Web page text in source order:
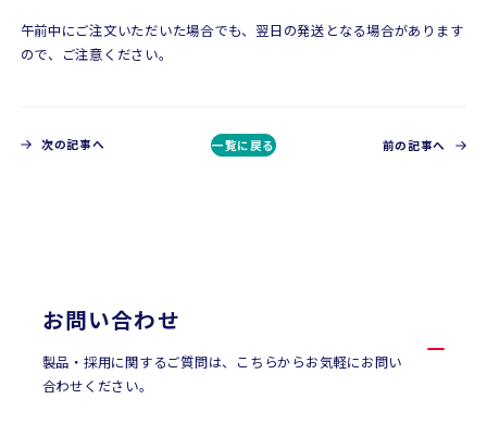
午前中にご注文いただいた場合でも、翌日の発送となる場合があります
ので、ご注意ください。
次の記事へ 一覧に戻る 前の記事へ
お問い合わせ
製品・採用に関するご質問は、こちらからお気軽にお問い
合わせください。